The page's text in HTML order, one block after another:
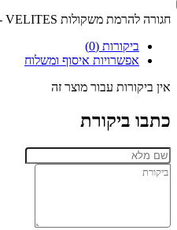
חגורה להרמת משקולות VELITES - שחור
ביקורות (0)
אפשרויות איסוף ומשלוח
אין ביקורות עבור מוצר זה
כתבו ביקורת